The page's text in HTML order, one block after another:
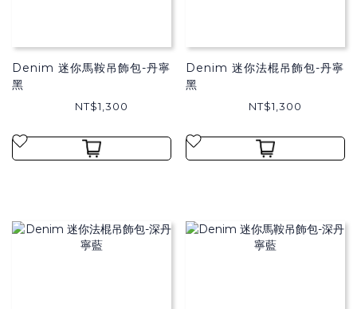
Denim 迷你馬鞍吊飾包-丹寧
黑
NT$1,300
Denim 迷你法棍吊飾包-丹寧
黑
NT$1,300